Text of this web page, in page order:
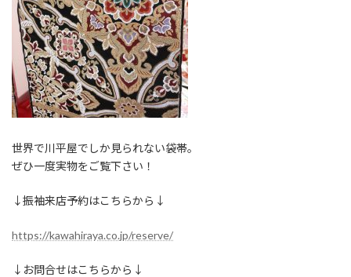
世界で川平屋でしか見られない袋帯。
ぜひ一度実物をご覧下さい！
↓振袖来店予約はこちらから↓
https://kawahiraya.co.jp/reserve/
↓お問合せはこちらから↓